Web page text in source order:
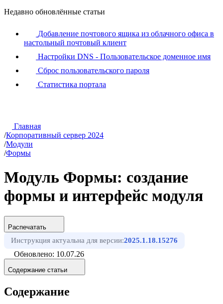
Недавно обновлённые статьи
Добавление почтового ящика из облачного офиса в
настольный почтовый клиент
Настройки DNS - Пользовательское доменное имя
Сброс пользовательского пароля
Статистика портала
Главная
/Корпоративный сервер 2024
/Модули
/Формы
Модуль Формы: создание
формы и интерфейс модуля
Распечатать
Инструкция актуальна для версии:2025.1.18.15276
Обновлено: 10.07.26
Содержание статьи
Содержание